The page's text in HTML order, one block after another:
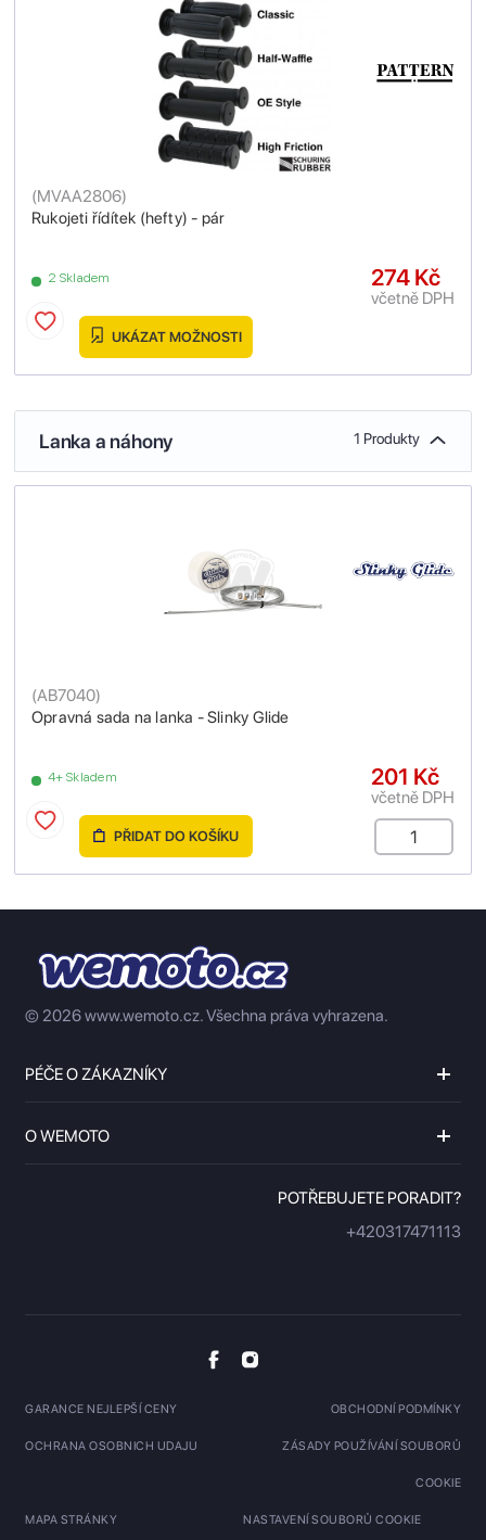
Rukojeti řídítek (hefty) - pár
(MVAA2806)
2 Skladem 274 Kč
včetně DPH
UKÁZAT MOŽNOSTI
Lanka a náhony 1 Produkty
Opravná sada na lanka - Slinky Glide
(AB7040)
4+ Skladem 201 Kč
včetně DPH
PŘIDAT DO KOŠÍKU
© 2026 www.wemoto.cz.Všechna práva vyhrazena.
PÉČE O ZÁKAZNÍKY
O WEMOTO
POTŘEBUJETE PORADIT?
+420317471113
GARANCE NEJLEPŠÍ CENY OBCHODNÍ PODMÍNKY
OCHRANA OSOBNICH UDAJU ZÁSADY POUŽÍVÁNÍ SOUBORŮ
COOKIE
MAPA STRÁNKY NASTAVENÍ SOUBORŮ COOKIE